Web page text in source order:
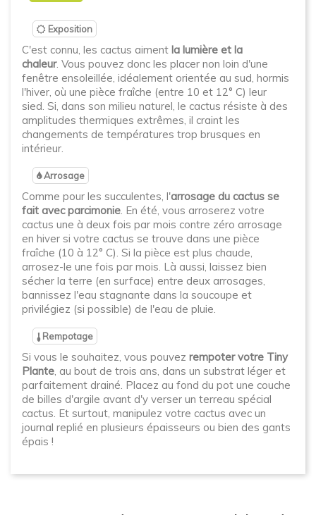
Exposition
C'est connu, les cactus aiment la lumière et la
chaleur. Vous pouvez donc les placer non loin d'une
fenêtre ensoleillée, idéalement orientée au sud, hormis
l'hiver, où une pièce fraîche (entre 10 et 12° C) leur
sied. Si, dans son milieu naturel, le cactus résiste à des
amplitudes thermiques extrêmes, il craint les
changements de températures trop brusques en
intérieur.
Arrosage
Comme pour les succulentes, l'arrosage du cactus se
fait avec parcimonie. En été, vous arroserez votre
cactus une à deux fois par mois contre zéro arrosage
en hiver si votre cactus se trouve dans une pièce
fraîche (10 à 12° C). Si la pièce est plus chaude,
arrosez-le une fois par mois. Là aussi, laissez bien
sécher la terre (en surface) entre deux arrosages,
bannissez l'eau stagnante dans la soucoupe et
privilégiez (si possible) de l'eau de pluie.
Rempotage
Si vous le souhaitez, vous pouvez rempoter votre Tiny
Plante, au bout de trois ans, dans un substrat léger et
parfaitement drainé. Placez au fond du pot une couche
de billes d'argile avant d'y verser un terreau spécial
cactus. Et surtout, manipulez votre cactus avec un
journal replié en plusieurs épaisseurs ou bien des gants
épais !